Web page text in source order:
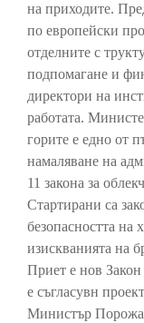
на приходите.
по европейски
отделните с
подпомагане и
директори на
работата.
горите е едно от
намаляване на
11 закона за
Стартирани са
безопасността на
изискванията на
Приет е нов Закон
е съгласувн
Министър